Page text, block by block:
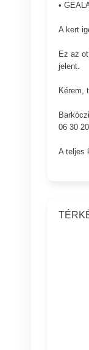
•
A kert
Ez az
jelent.
Kérem,
06 30
A teljes